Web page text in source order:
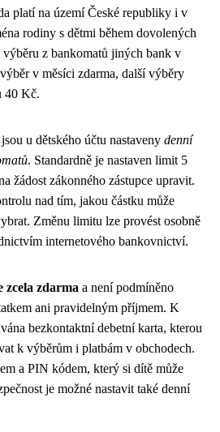
platí na území České republiky i v
rodiny s dětmi během dovolených
z bankomatů jiných bank v
v měsíci zdarma, další výběry
40 Kč.
u dětského účtu nastaveny denní
. Standardně je nastaven limit 5
žádost zákonného zástupce upravit.
nad tím, jakou částku může
Změnu limitu lze provést osobně
internetového bankovnictví.
zcela zdarma a není podmíněno
ani pravidelným příjmem. K
bezkontaktní debetní karta, kterou
k výběrům i platbám v obchodech.
a PIN kódem, který si dítě může
je možné nastavit také denní